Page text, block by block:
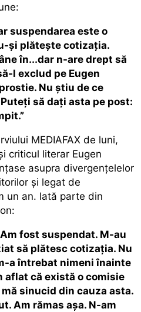
suspendarea este o
şi plăteşte cotizaţia.
în...dar n-are drept să
l exclud pe Eugen
Nu ştiu de ce
să daţi asta pe post:
MEDIAFAX de luni,
criticul literar Eugen
asupra divergenţelelor
şi legat de
un an. Iată parte din
fost suspendat. M-au
să plătesc cotizaţia. Nu
a întrebat nimeni înainte
aflat că există o comisie
sinucid din cauza asta.
Am rămas aşa. N-am